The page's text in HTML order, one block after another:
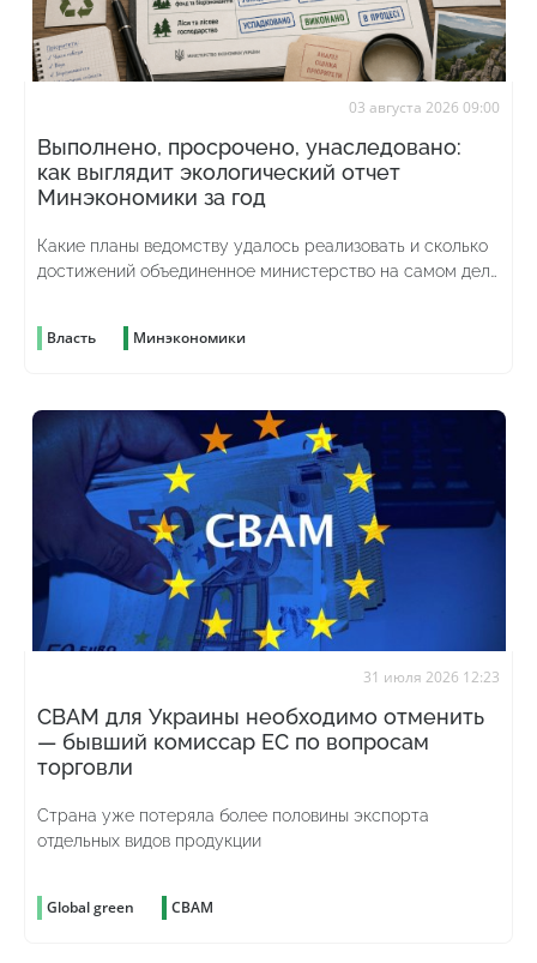
03 августа 2026 09:00
Выполнено, просрочено, унаследовано:
как выглядит экологический отчет
Минэкономики за год
Какие планы ведомству удалось реализовать и сколько
достижений объединенное министерство на самом деле
Власть Минэкономики
31 июля 2026 12:23
CBAM для Украины необходимо отменить
— бывший комиссар ЕС по вопросам
торговли
Страна уже потеряла более половины экспорта
отдельных видов продукции
Global green CBAM